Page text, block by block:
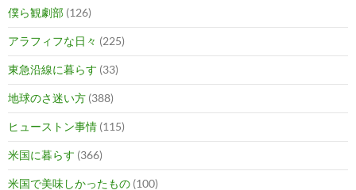
僕ら観劇部 (126)
アラフィフな日々 (225)
東急沿線に暮らす (33)
地球のさ迷い方 (388)
ヒューストン事情 (115)
米国に暮らす (366)
米国で美味しかったもの (100)